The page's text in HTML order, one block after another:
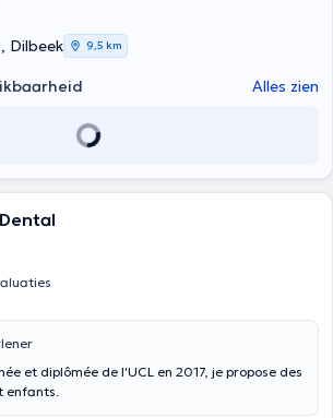
Dilbeek 9,5 km
Alles zien
et diplômée de l'UCL en 2017, je propose des
enfants.